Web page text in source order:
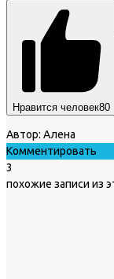
Нравится человек80
Автор: Алена
Комментировать
3
похожие записи из